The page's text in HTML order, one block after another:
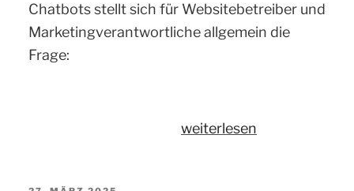
Chatbots stellt sich für Websitebetreiber und
Marketingverantwortliche allgemein die
Frage:
„Wie
weiterlesen